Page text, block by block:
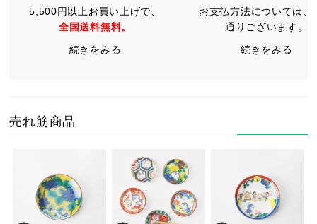
5,500円以上お買い上げで、
全国送料無料。
続きをみる
お支払方法については、
通りございます。
続きをみる
売れ筋商品